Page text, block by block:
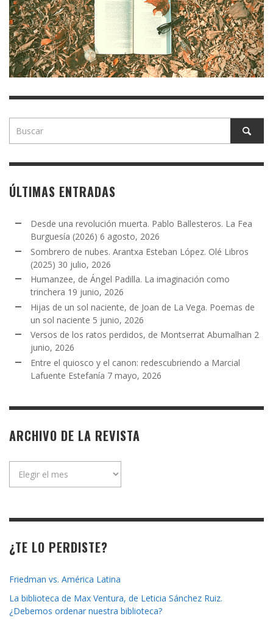
ÚLTIMAS ENTRADAS
Desde una revolución muerta. Pablo Ballesteros. La Fea
Burguesía (2026) 6 agosto, 2026
Sombrero de nubes. Arantxa Esteban López. Olé Libros
(2025) 30 julio, 2026
Humanzee, de Ángel Padilla. La imaginación como
trinchera 19 junio, 2026
Hijas de un sol naciente, de Joan de La Vega. Poemas de
un sol naciente 5 junio, 2026
Versos de los ratos perdidos, de Montserrat Abumalhan 2
junio, 2026
Entre el quiosco y el canon: redescubriendo a Marcial
Lafuente Estefanía 7 mayo, 2026
ARCHIVO DE LA REVISTA
¿TE LO PERDISTE?
Friedman vs. América Latina
La biblioteca de Max Ventura, de Leticia Sánchez Ruiz.
¿Debemos ordenar nuestra biblioteca?